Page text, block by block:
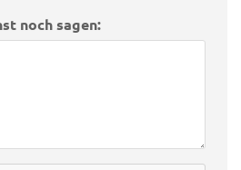
noch sagen: